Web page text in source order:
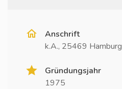
Anschrift
k.A., 25469 Hamburg
Gründungsjahr
1975